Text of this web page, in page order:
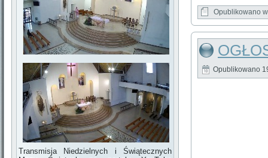
Transmisja Niedzielnych i Świątecznych
Opublikowano w
Opublikowano